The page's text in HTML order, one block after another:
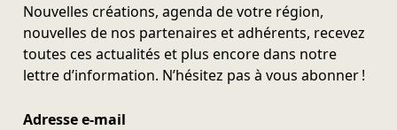
Nouvelles créations, agenda de votre région,
nouvelles de nos partenaires et adhérents, recevez
toutes ces actualités et plus encore dans notre
lettre d’information. N’hésitez pas à vous abonner !
Adresse e-mail